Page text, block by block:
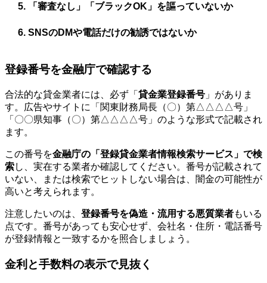
「審査なし」「ブラックOK」を謳っていないか
SNSのDMや電話だけの勧誘ではないか
登録番号を金融庁で確認する
合法的な貸金業者には、必ず「 貸金業登録番号 」がありま
す。広告やサイトに「関東財務局長（〇）第△△△△号」
「〇〇県知事（〇）第△△△△号」のような形式で記載され
ます。
この番号を金融庁の「登録貸金業者情報検索サービス」で検
索し、実在する業者か確認してください。番号が記載されて
いない、または検索でヒットしない場合は、闇金の可能性が
高いと考えられます。
注意したいのは、 登録番号を偽造・流用する悪質業者もいる
点です。番号があっても安心せず、会社名・住所・電話番号
が登録情報と一致するかを照合しましょう。
金利と手数料の表示で見抜く